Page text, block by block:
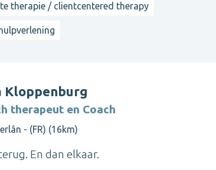
therapie / clientcentered therapy
Kloppenburg
therapeut en Coach
- (FR) (16km)
En dan elkaar.